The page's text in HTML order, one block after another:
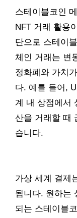
스테이블코인
NFT 거래 활용
단으로 스테이
체인 거래는 변
정화폐와 가치
다. 예를 들어,
계 내 상점에서
산을 거래할 때
습니다.
가상 세계 결제
됩니다. 원하는
되는 스테이블